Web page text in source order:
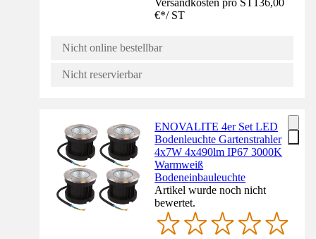
€*/ ST
Nicht online bestellbar
Nicht reservierbar
ENOVALITE 4er Set LED
Bodenleuchte Gartenstrahler
4x7W 4x490lm IP67 3000K
Warmweiß
Bodeneinbauleuchte
Artikel wurde noch nicht
bewertet.